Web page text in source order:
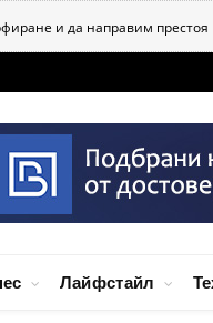
и да направим престоя
Лайфстайл